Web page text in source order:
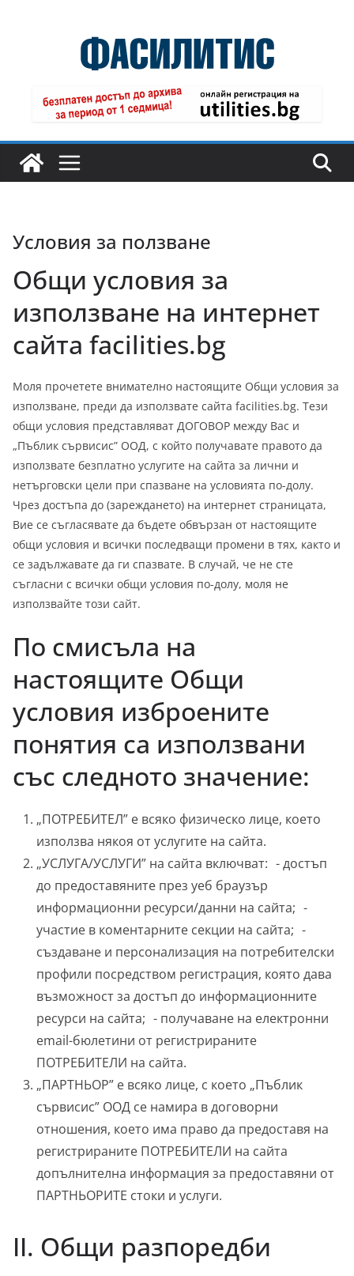
Условия за ползване
Общи условия за
използване на интернет
сайта facilities.bg
Моля прочетете внимателно настоящите Общи условия за
използване, преди да използвате сайта facilities.bg. Тези
общи условия представляват ДОГОВОР между Вас и
„Пъблик сървисис” ООД, с който получавате правото да
използвате безплатно услугите на сайта за лични и
нетърговски цели при спазване на условията по-долу.
Чрез достъпа до (зареждането) на интернет страницата,
Вие се съгласявате да бъдете обвързан от настоящите
общи условия и всички последващи промени в тях, както и
се задължавате да ги спазвате. В случай, че не сте
съгласни с всички общи условия по-долу, моля не
използвайте този сайт.
По смисъла на
настоящите Общи
условия изброените
понятия са използвани
със следното значение:
„ПОТРЕБИТЕЛ” е всяко физическо лице, което
използва някоя от услугите на сайта.
„УСЛУГА/УСЛУГИ” на сайта включват: - достъп
до предоставяните през уеб браузър
информационни ресурси/данни на сайта; -
участие в коментарните секции на сайта; -
създаване и персонализация на потребителски
профили посредством регистрация, която дава
възможност за достъп до информационните
ресурси на сайта; - получаване на електронни
email-бюлетини от регистрираните
ПОТРЕБИТЕЛИ на сайта.
„ПАРТНЬОР” е всяко лице, с което „Пъблик
сървисис” ООД се намира в договорни
отношения, което има право да предоставя на
регистрираните ПОТРЕБИТЕЛИ на сайта
допълнителна информация за предоставяни от
ПАРТНЬОРИТЕ стоки и услуги.
II. Общи разпоредби